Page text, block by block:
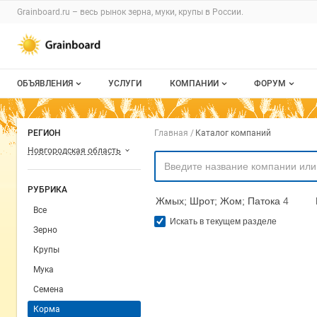
Раздел навигации по сайту grainboard.ru
Grainboard.ru – весь рынок зерна, муки, крупы в России.
Авторизация и меню пользователя
Навигация по разделам сайта grainboard.ru
ОБЪЯВЛЕНИЯ
Все объявления
Мои объявления
УСЛУГИ КОМПАНИИ
О каталоге компаний
Моя компания
Платное размещение
ФОРУМ
Все темы
РЕГИОН
Новгородская область
РУБРИКА
Все
Зерно
Крупы
Мука
Семена
Корма
Навигация по
Главная Каталог компаний
Жмых; Шрот; Жом; Патока 4
Искать в текущем разделе